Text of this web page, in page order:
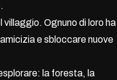
Ognuno di loro ha
e sbloccare nuove
la foresta, la